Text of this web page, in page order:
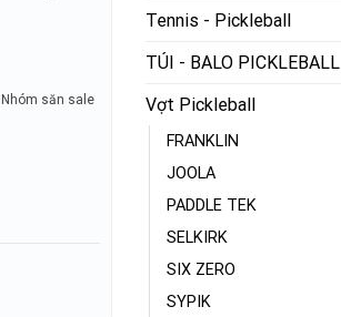
Nhóm săn sale
Tennis - Pickleball
TÚI - BALO PICKLEBALL
Vợt Pickleball
FRANKLIN
JOOLA
PADDLE TEK
SELKIRK
SIX ZERO
SYPIK